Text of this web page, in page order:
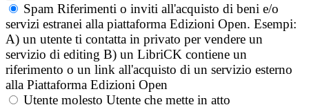
Spam Riferimenti o inviti all'acquisto di beni e/o
servizi estranei alla piattaforma Edizioni Open. Esempi:
A) un utente ti contatta in privato per vendere un
servizio di editing B) un LibriCK contiene un
riferimento o un link all'acquisto di un servizio esterno
alla Piattaforma Edizioni Open
Utente molesto Utente che mette in atto